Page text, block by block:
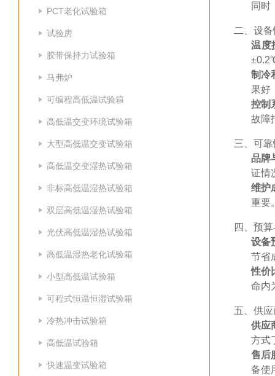
PCT老化试验箱
试验房
胶带保持力试验箱
马弗炉
可编程高低温试验箱
高低温交变环境试验箱
大型高低温交变试验箱
高低温交变湿热试验箱
非标高低温湿热试验箱
双层高低温湿热试验箱
光伏高低温湿热试验箱
高低温湿热老化试验箱
小型高低温试验箱
可程式恒温恒湿试验箱
冷热冲击试验箱
高低温试验箱
快速温变试验箱
同时
二、设
温度
制冷
果好
控制
故障
三、可
品牌
证情
维护
重要
四、预
设备
节省
性价
命内
五、供
供应
方式
售后
备使